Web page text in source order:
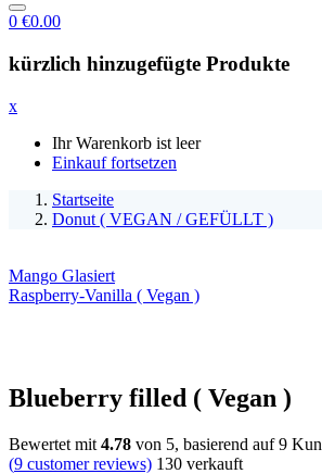
0 €0.00
kürzlich hinzugefügte Produkte
x
Ihr Warenkorb ist leer
Einkauf fortsetzen
Startseite
Donut ( VEGAN / GEFÜLLT )
Mango Glasiert
Raspberry-Vanilla ( Vegan )
Blueberry filled ( Vegan )
Bewertet mit 4.78 von 5, basierend auf9
(9 customer reviews) 130 verkauft